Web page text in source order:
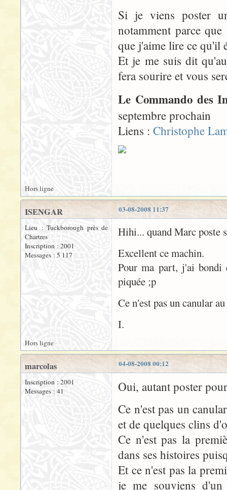
Si je viens poster
notamment parce
que j'aime lire ce qu'il
Et je me suis dit
fera sourire et vous
Le Commando des
septembre prochain
Liens : Christophe
Hors ligne
03-08-2008 11:37
ISENGAR
Lieu : Tuckborough près de
Chartres
Inscription : 2001
Messages : 5 117
Hihi... quand Marc poste
Excellent ce machin.
Pour ma part, j'ai bondi
piquée ;p
Ce n'est pas un canular
I.
Hors ligne
04-08-2008 00:12
marcolas
Inscription : 2001
Messages : 41
Oui, autant poster
Ce n'est pas un
et de quelques clins
Ce n'est pas la
dans ses histoires
Et ce n'est pas la
je me souviens